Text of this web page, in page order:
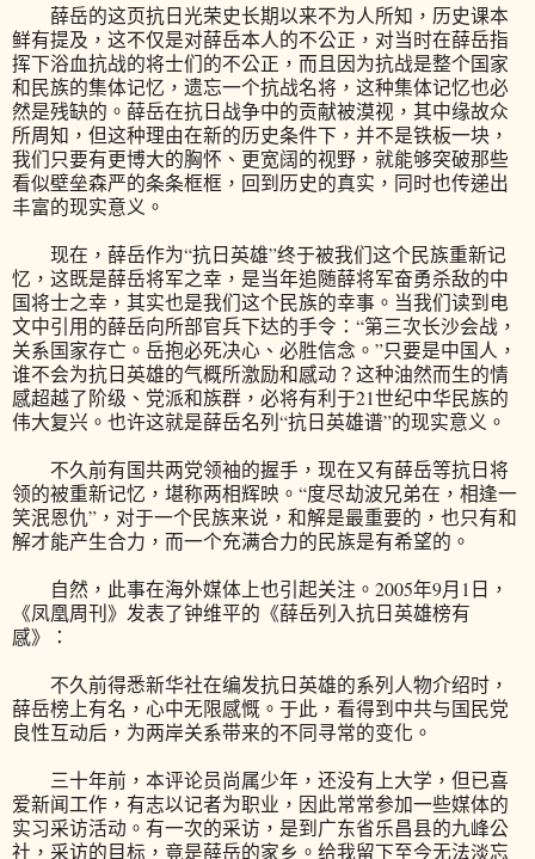
薛岳的这页抗日光荣史长期以来不为人所知，历史课本
鲜有提及，这不仅是对薛岳本人的不公正，对当时在薛岳指
挥下浴血抗战的将士们的不公正，而且因为抗战是整个国家
和民族的集体记忆，遗忘一个抗战名将，这种集体记忆也必
然是残缺的。薛岳在抗日战争中的贡献被漠视，其中缘故众
所周知，但这种理由在新的历史条件下，并不是铁板一块，
我们只要有更博大的胸怀、更宽阔的视野，就能够突破那些
看似壁垒森严的条条框框，回到历史的真实，同时也传递出
丰富的现实意义。
现在，薛岳作为“抗日英雄”终于被我们这个民族重新记
忆，这既是薛岳将军之幸，是当年追随薛将军奋勇杀敌的中
国将士之幸，其实也是我们这个民族的幸事。当我们读到电
文中引用的薛岳向所部官兵下达的手令：“第三次长沙会战，
关系国家存亡。岳抱必死决心、必胜信念。”只要是中国人，
谁不会为抗日英雄的气概所激励和感动？这种油然而生的情
感超越了阶级、党派和族群，必将有利于21世纪中华民族的
伟大复兴。也许这就是薛岳名列“抗日英雄谱”的现实意义。
不久前有国共两党领袖的握手，现在又有薛岳等抗日将
领的被重新记忆，堪称两相辉映。“度尽劫波兄弟在，相逢一
笑泯恩仇”，对于一个民族来说，和解是最重要的，也只有和
解才能产生合力，而一个充满合力的民族是有希望的。
自然，此事在海外媒体上也引起关注。2005年9月1日，
《凤凰周刊》发表了钟维平的《薛岳列入抗日英雄榜有
感》：
不久前得悉新华社在编发抗日英雄的系列人物介绍时，
薛岳榜上有名，心中无限感慨。于此，看得到中共与国民党
良性互动后，为两岸关系带来的不同寻常的变化。
三十年前，本评论员尚属少年，还没有上大学，但已喜
爱新闻工作，有志以记者为职业，因此常常参加一些媒体的
实习采访活动。有一次的采访，是到广东省乐昌县的九峰公
社，采访的目标，竟是薛岳的家乡。给我留下至今无法淡忘